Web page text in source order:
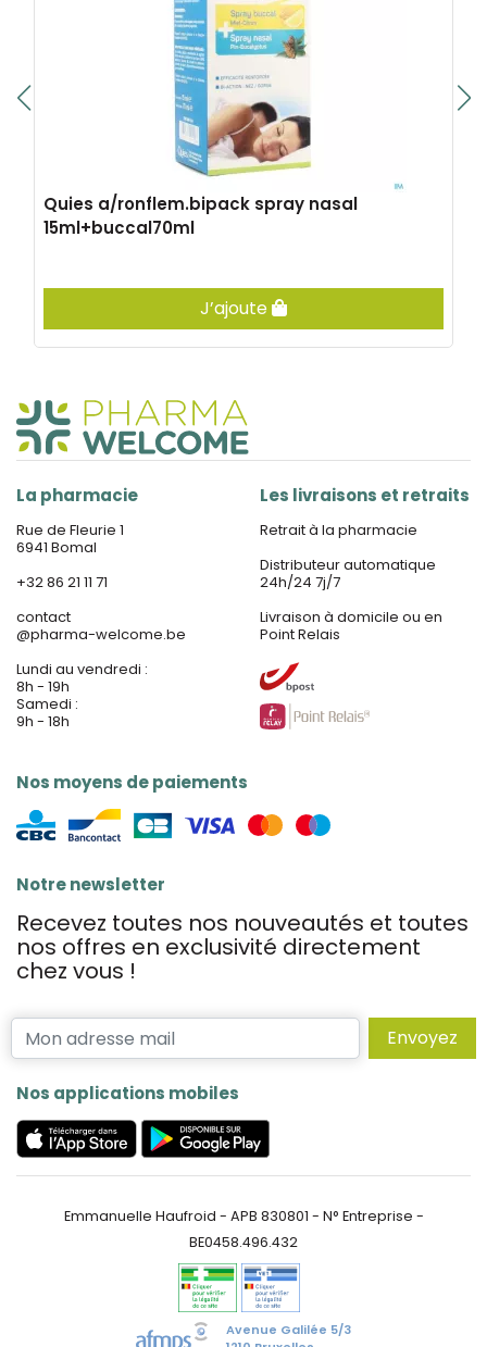
Quies a/ronflem.bipack spray nasal
15ml+buccal70ml
J’ajoute
La pharmacie
Rue de Fleurie 1
6941 Bomal
+32 86 21 11 71
contact
@pharma-welcome.be
Lundi au vendredi :
8h - 19h
Samedi :
9h - 18h
Nos moyens de paiements
Les livraisons et retraits
Retrait à la pharmacie
Distributeur automatique
24h/24 7j/7
Livraison à domicile ou en
Point Relais
Notre newsletter
Recevez toutes nos nouveautés et toutes
nos offres en exclusivité directement
chez vous !
Envoyez
Nos applications mobiles
Emmanuelle Haufroid - APB 830801 - N° Entreprise -
BE0458.496.432
Avenue Galilée 5/3